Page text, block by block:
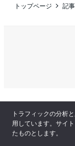
トップページ 記
お問い合わせ
トラフィックの分析
用しています。サイ
たものとします。